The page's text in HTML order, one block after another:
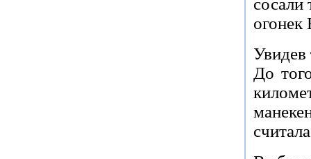
сосали
огонек
Увидев
До